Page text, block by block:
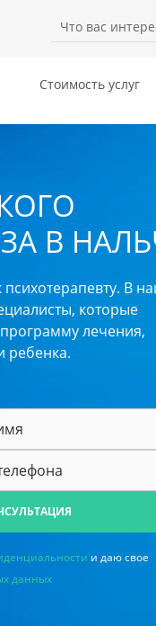
Стоимость услуг
В
В
которые
лечения,
ребенка.
и даю свое
данных